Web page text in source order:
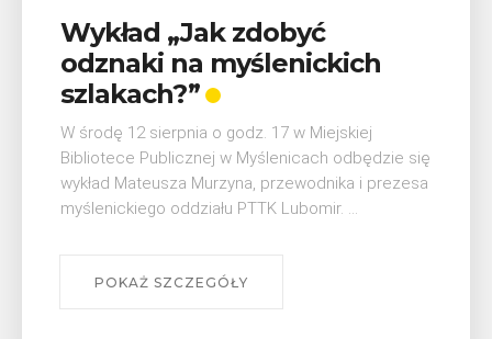
Wykład „Jak zdobyć
odznaki na myślenickich
szlakach?”
W środę 12 sierpnia o godz. 17 w Miejskiej
Bibliotece Publicznej w Myślenicach odbędzie się
wykład Mateusza Murzyna, przewodnika i prezesa
myślenickiego oddziału PTTK Lubomir. ...
POKAŻ SZCZEGÓŁY